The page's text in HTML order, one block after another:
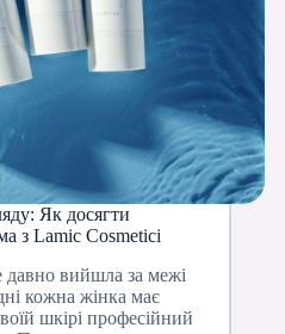
Як досягти
з Lamic Cosmetici
давно вийшла за межі
кожна жінка має
шкірі професійний